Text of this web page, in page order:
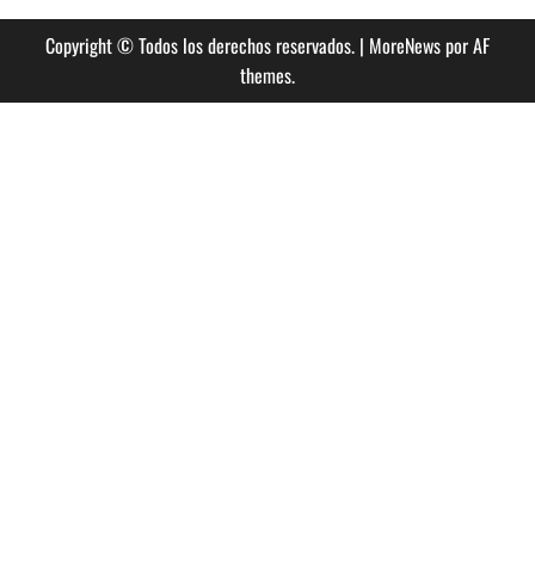
Copyright © Todos los derechos reservados. | MoreNewspor AF
themes.